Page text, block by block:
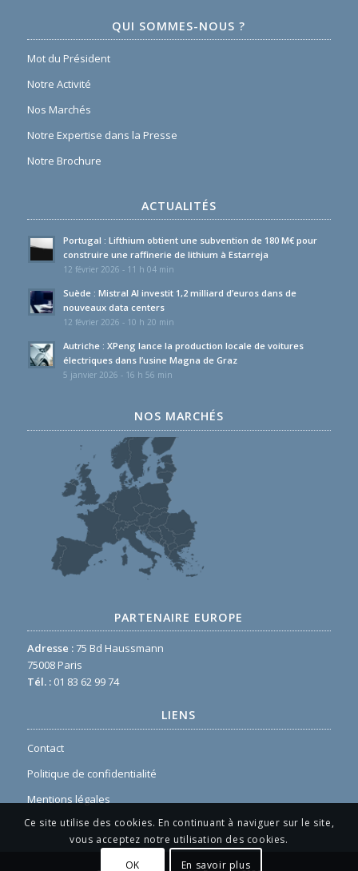
QUI SOMMES-NOUS ?
Mot du Président
Notre Activité
Nos Marchés
Notre Expertise dans la Presse
Notre Brochure
ACTUALITÉS
Portugal : Lifthium obtient une subvention de 180 M€ pour
construire une raffinerie de lithium à Estarreja
12 février 2026 - 11 h 04 min
Suède : Mistral AI investit 1,2 milliard d’euros dans de
nouveaux data centers
12 février 2026 - 10 h 20 min
Autriche : XPeng lance la production locale de voitures
électriques dans l’usine Magna de Graz
5 janvier 2026 - 16 h 56 min
NOS MARCHÉS
PARTENAIRE EUROPE
Adresse :75 Bd Haussmann
75008 Paris
Tél. :01 83 62 99 74
LIENS
Contact
Politique de confidentialité
Mentions légales
Ce site utilise des cookies. En continuant à naviguer sur le site,
vous acceptez notre utilisation des cookies.
OK
En savoir plus